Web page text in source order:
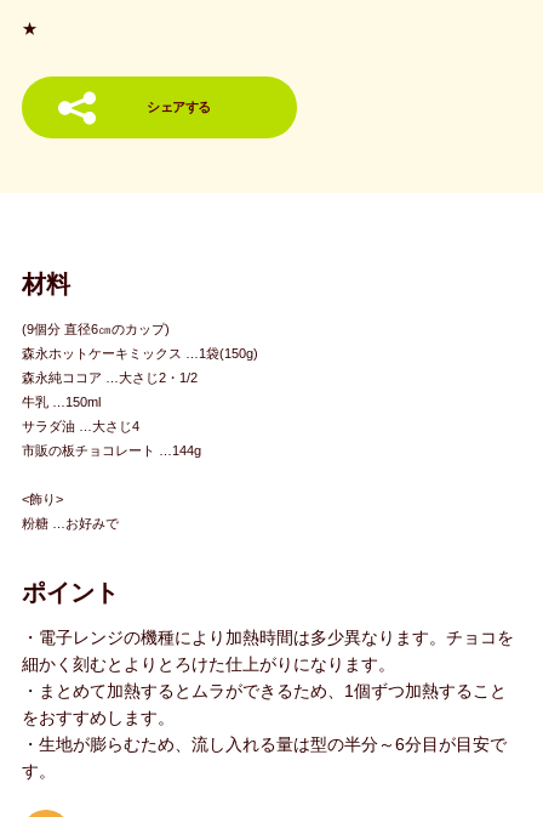
★
シェアする
材料
(9個分 直径6㎝のカップ)
森永ホットケーキミックス …1袋(150g)
森永純ココア …大さじ2・1/2
牛乳 …150ml
サラダ油 …大さじ4
市販の板チョコレート …144g
<飾り>
粉糖 …お好みで
ポイント
・電子レンジの機種により加熱時間は多少異なります。チョコを
細かく刻むとよりとろけた仕上がりになります。
・まとめて加熱するとムラができるため、1個ずつ加熱すること
をおすすめします。
・生地が膨らむため、流し入れる量は型の半分～6分目が目安で
す。